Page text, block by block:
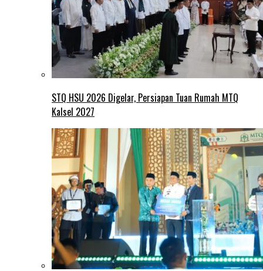
STQ HSU 2026 Digelar, Persiapan Tuan Rumah MTQ
Kalsel 2027